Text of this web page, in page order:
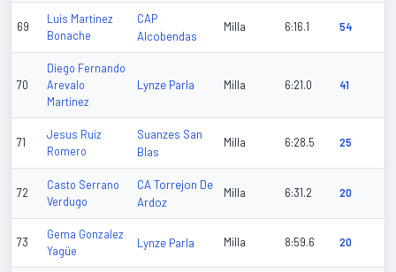
69
Luis Martinez
Bonache
CAP
Alcobendas
Milla 6:16.1 54
70
Diego Fernando
Arevalo
Martinez
Lynze Parla Milla 6:21.0 41
71
Jesus Ruiz
Romero
Suanzes San
Blas
Milla 6:28.5 25
72
Casto Serrano
Verdugo
CA Torrejon De
Ardoz
Milla 6:31.2 20
73
Gema Gonzalez
Yagüe
Lynze Parla Milla 8:59.6 20